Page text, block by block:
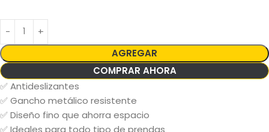
AGREGAR
COMPRAR AHORA
✅ Antideslizantes
✅ Gancho metálico resistente
✅ Diseño fino que ahorra espacio
✅ Ideales para todo tipo de prendas